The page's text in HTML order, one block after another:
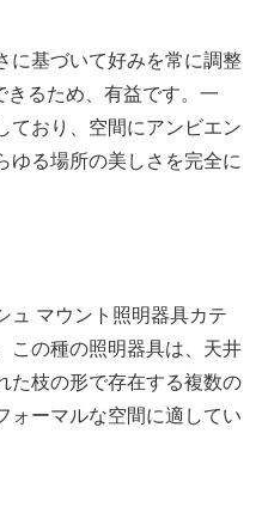
に基づいて好みを常に調整
きるため、有益です。一
ており、空間にアンビエン
ゆる場所の美しさを完全に
ュ マウント照明器具カテ
この種の照明器具は、天井
た枝の形で存在する複数の
ォーマルな空間に適してい